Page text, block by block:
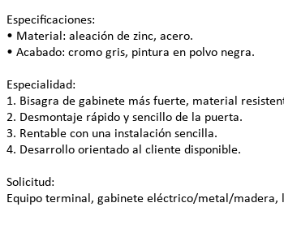
Especificaciones:
• Material: aleación de zinc, acero.
• Acabado: cromo gris, pintura en polvo negra.
Especialidad:
1. Bisagra de gabinete más fuerte, material
2. Desmontaje rápido y sencillo de la puerta.
3. Rentable con una instalación sencilla.
4. Desarrollo orientado al cliente disponible.
Solicitud:
Equipo terminal, gabinete eléctrico/metal/madera,